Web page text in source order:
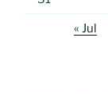
« Jul